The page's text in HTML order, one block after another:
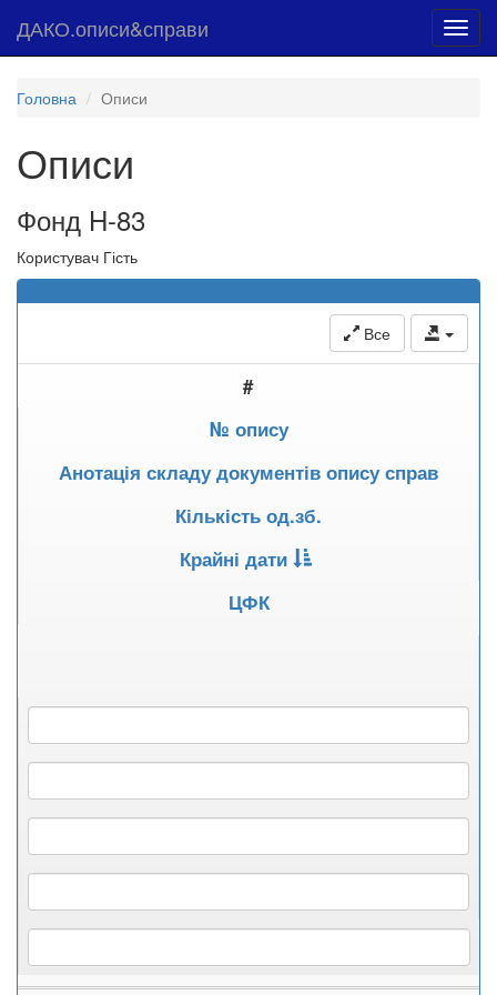
ДАКО.описи&справи
Головна Описи
Описи
Фонд H-83
Користувач Гість
Все
#
№ опису
Анотація складу документів опису справ
Кількість од.зб.
Крайні дати
ЦФК